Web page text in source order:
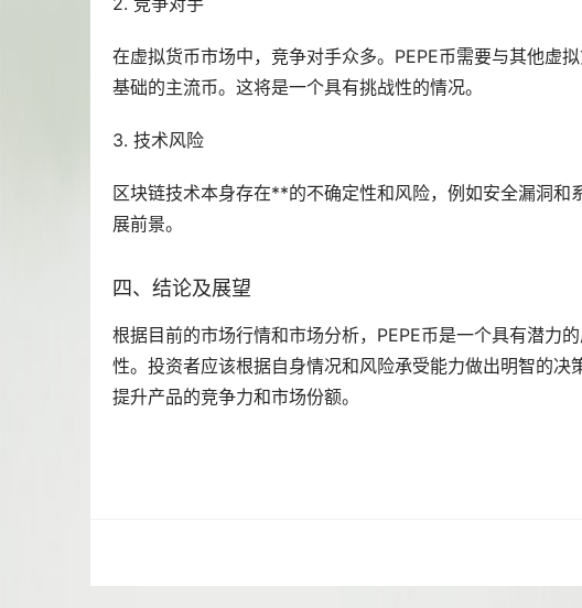
在虚拟货币市场中，竞争对手众多。PEPE币需要与其他虚
基础的主流币。这将是一个具有挑战性的情况。
3. 技术风险
区块链技术本身存在**的不确定性和风险，例如安全漏洞
展前景。
四、结论及展望
根据目前的市场行情和市场分析，PEPE币是一个具有潜力
性。投资者应该根据自身情况和风险承受能力做出明智的
提升产品的竞争力和市场份额。